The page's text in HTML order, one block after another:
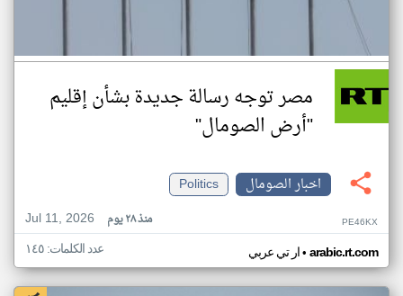
مصر توجه رسالة جديدة بشأن إقليم
"أرض الصومال"
اخبار الصومال
Politics
Jul 11, 2026
منذ ٢٨ يوم PE46KX
ار تي عربي• arabic.rt.com عدد الكلمات: ١٤٥